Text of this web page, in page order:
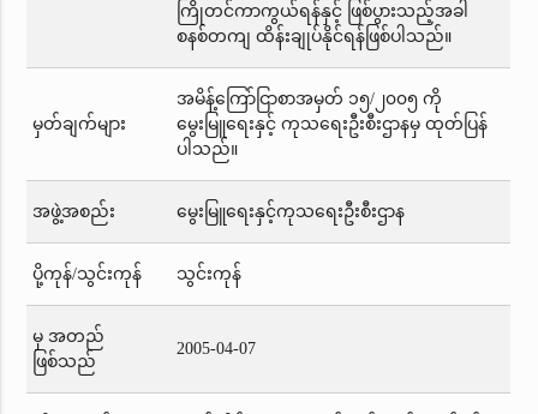
ကြိုတင်ကာကွယ်ရန်နှင့် ဖြစ်ပွားသည့်အခါ
စနစ်တကျ ထိန်းချုပ်နိုင်ရန်ဖြစ်ပါသည်။
မှတ်ချက်များ
အမိန့်ကြော်ငြာစာအမှတ် ၁၅/၂၀၀၅ ကို
မွေးမြူရေးနှင့် ကုသရေးဦးစီးဌာနမှ ထုတ်ပြန်
ပါသည်။
အဖွဲ့အစည်း မွေးမြူရေးနှင့်ကုသရေးဦးစီးဌာန
ပို့ကုန်/သွင်းကုန် သွင်းကုန်
မှ အတည်
ဖြစ်သည်
2005-04-07